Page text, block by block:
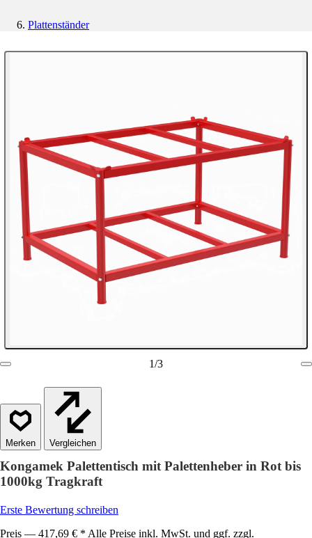
Plattenständer
1/3
Vergleichen
Kongamek Palettentisch mit Palettenheber in Rot bis
1000kg Tragkraft
Erste Bewertung schreiben
Preis — 417,69 € * Alle Preise inkl. MwSt. und ggf. zzgl.